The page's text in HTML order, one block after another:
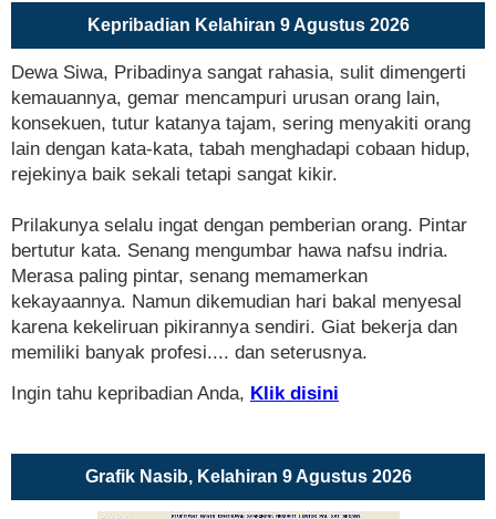
Kepribadian Kelahiran 9 Agustus 2026
Dewa Siwa, Pribadinya sangat rahasia, sulit dimengerti
kemauannya, gemar mencampuri urusan orang lain,
konsekuen, tutur katanya tajam, sering menyakiti orang
lain dengan kata-kata, tabah menghadapi cobaan hidup,
rejekinya baik sekali tetapi sangat kikir.
Prilakunya selalu ingat dengan pemberian orang. Pintar
bertutur kata. Senang mengumbar hawa nafsu indria.
Merasa paling pintar, senang memamerkan
kekayaannya. Namun dikemudian hari bakal menyesal
karena kekeliruan pikirannya sendiri. Giat bekerja dan
memiliki banyak profesi.... dan seterusnya.
Ingin tahu kepribadian Anda, Klik disini
Grafik Nasib, Kelahiran 9 Agustus 2026